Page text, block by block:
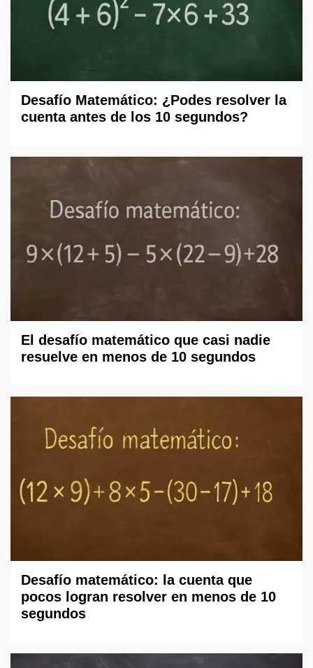
Desafío Matemático: ¿Podes resolver la
cuenta antes de los 10 segundos?
El desafío matemático que casi nadie
resuelve en menos de 10 segundos
Desafío matemático: la cuenta que
pocos logran resolver en menos de 10
segundos